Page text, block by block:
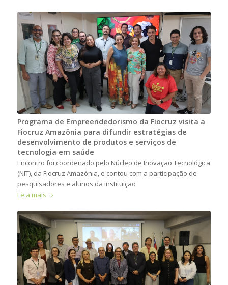
Programa de Empreendedorismo da Fiocruz visita a
Fiocruz Amazônia para difundir estratégias de
desenvolvimento de produtos e serviços de
tecnologia em saúde
Encontro foi coordenado pelo Núcleo de Inovação Tecnológica
(NIT), da Fiocruz Amazônia, e contou com a participação de
pesquisadores e alunos da instituição
Leia mais